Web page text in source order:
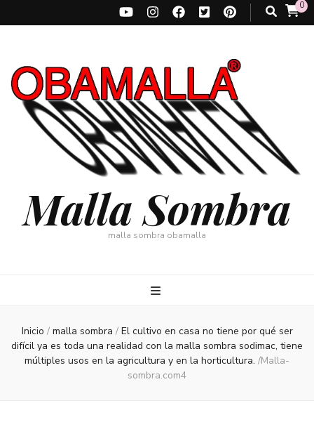
0
Malla Sombra
malla sombra obamalla
Inicio / malla sombra / El cultivo en casa no tiene por qué ser
difícil ya es toda una realidad con la malla sombra sodimac, tiene
múltiples usos en la agricultura y en la horticultura. /Malla-
sombra.com4